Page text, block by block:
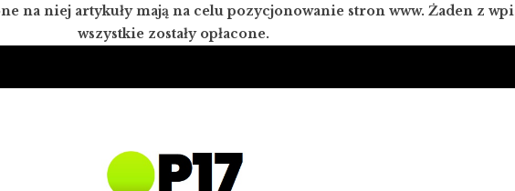
na niej artykuły mają na celu pozycjonowanie stron www. Żaden z
wszystkie zostały opłacone.